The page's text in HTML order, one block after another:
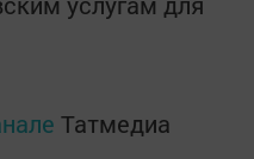
Татмедиа